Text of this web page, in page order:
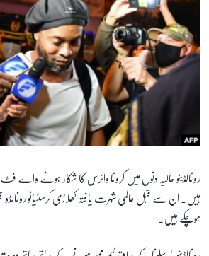
رونالڈینو حالیہ دنوں میں کرونا وائرس کا شکار ہونے
ہیں۔ ان سے قبل عالمی شہرت یافتہ کھلاڑی کرسٹیانو رونالڈو
ہوچکے ہیں۔